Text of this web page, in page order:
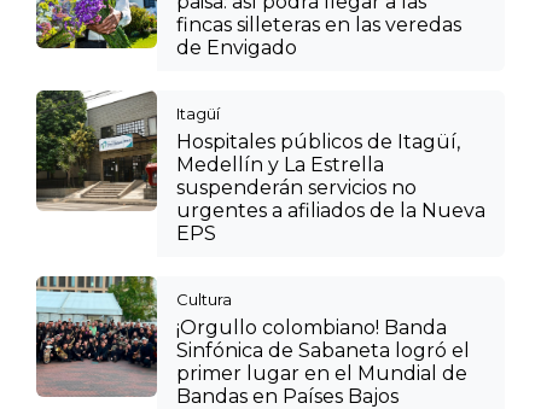
fincas silleteras en las veredas
de Envigado
Itagüí
Hospitales públicos de Itagüí,
Medellín y La Estrella
suspenderán servicios no
urgentes a afiliados de la Nueva
EPS
Cultura
¡Orgullo colombiano! Banda
Sinfónica de Sabaneta logró el
primer lugar en el Mundial de
Bandas en Países Bajos